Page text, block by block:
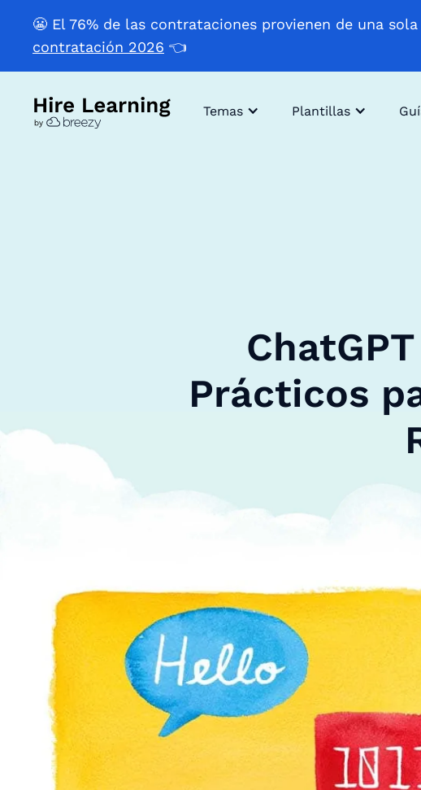
😬 El 76% de las contrataciones provienen de una
contratación 2026 👈
Temas Plantillas
Prácticos